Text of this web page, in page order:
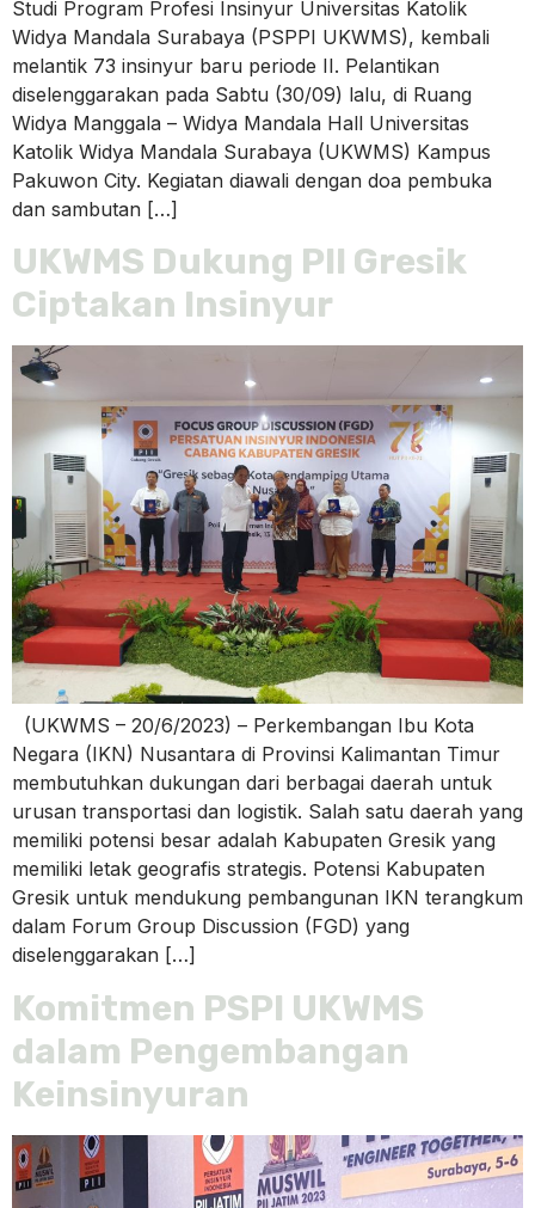
Studi Program Profesi Insinyur Universitas Katolik
Widya Mandala Surabaya (PSPPI UKWMS), kembali
melantik 73 insinyur baru periode II. Pelantikan
diselenggarakan pada Sabtu (30/09) lalu, di Ruang
Widya Manggala – Widya Mandala Hall Universitas
Katolik Widya Mandala Surabaya (UKWMS) Kampus
Pakuwon City. Kegiatan diawali dengan doa pembuka
dan sambutan […]
UKWMS Dukung PII Gresik
Ciptakan Insinyur
(UKWMS – 20/6/2023) – Perkembangan Ibu Kota
Negara (IKN) Nusantara di Provinsi Kalimantan Timur
membutuhkan dukungan dari berbagai daerah untuk
urusan transportasi dan logistik. Salah satu daerah yang
memiliki potensi besar adalah Kabupaten Gresik yang
memiliki letak geografis strategis. Potensi Kabupaten
Gresik untuk mendukung pembangunan IKN terangkum
dalam Forum Group Discussion (FGD) yang
diselenggarakan […]
Komitmen PSPI UKWMS
dalam Pengembangan
Keinsinyuran